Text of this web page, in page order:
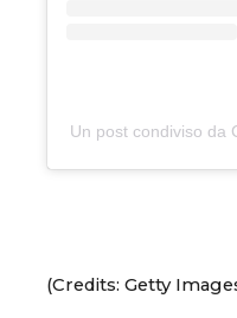
Un post condiviso da
(Credits: Getty